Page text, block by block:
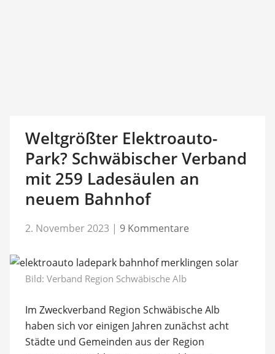
Weltgrößter Elektroauto-
Park? Schwäbischer Verband
mit 259 Ladesäulen an
neuem Bahnhof
2. November 2023 | 9 Kommentare
Bild: Verband Region Schwäbische Alb
Im Zweckverband Region Schwäbische Alb
haben sich vor einigen Jahren zunächst acht
Städte und Gemeinden aus der Region